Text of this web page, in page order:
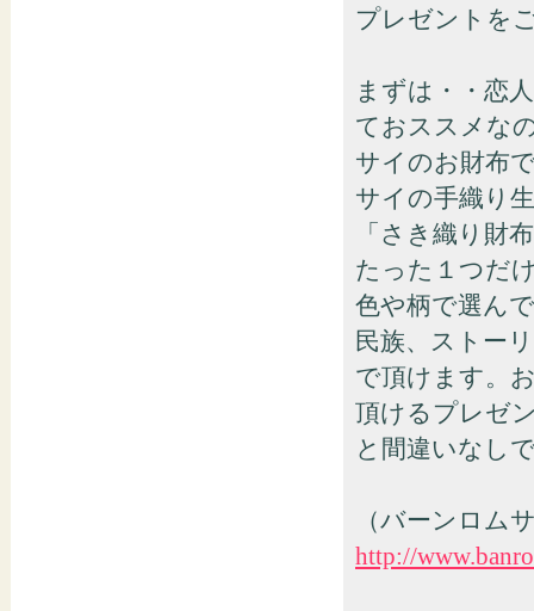
プレゼントを
まずは・・恋
ておススメな
サイのお財布
サイの手織り
「さき織り財
たった１つだ
色や柄で選ん
民族、ストー
で頂けます。
頂けるプレゼ
と間違いなし
（バーンロム
http://